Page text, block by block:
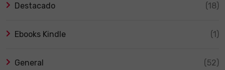
Destacado (18)
Ebooks Kindle (1)
General (52)